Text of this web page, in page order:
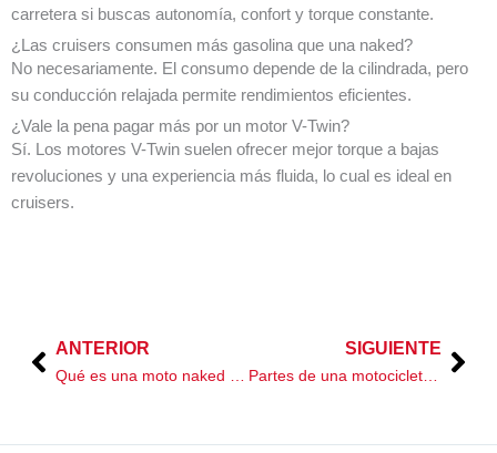
carretera si buscas autonomía, confort y torque constante.
¿Las cruisers consumen más gasolina que una naked?
No necesariamente. El consumo depende de la cilindrada, pero
su conducción relajada permite rendimientos eficientes.
¿Vale la pena pagar más por un motor V-Twin?
Sí. Los motores V-Twin suelen ofrecer mejor torque a bajas
revoluciones y una experiencia más fluida, lo cual es ideal en
cruisers.
Prev
ANTERIOR
Qué es una moto naked y qué características definen este tipo de motocicleta
SIGUIENTE
Partes de una motocicleta: comienza a conocer más de ellas